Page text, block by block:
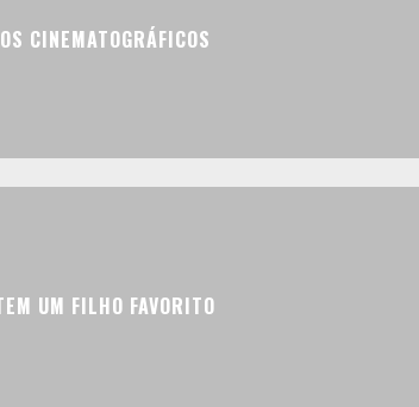
CINEMATOGRÁFICOS
UM FILHO FAVORITO